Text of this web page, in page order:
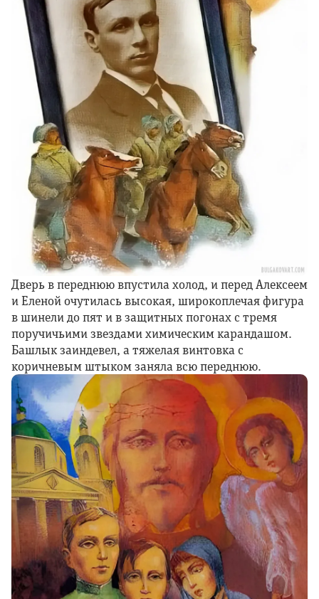
Дверь в переднюю впустила холод, и перед Алексеем
и Еленой очутилась высокая, широкоплечая фигура
в шинели до пят и в защитных погонах с тремя
поручичьими звездами химическим карандашом.
Башлык заиндевел, а тяжелая винтовка с
коричневым штыком заняла всю переднюю.